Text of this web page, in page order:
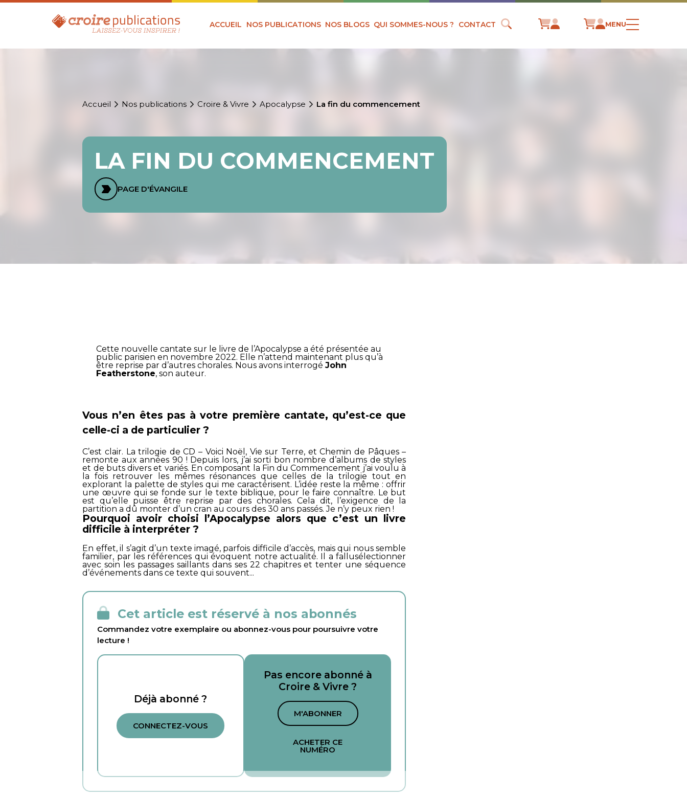
ACCUEIL NOS PUBLICATIONS NOS BLOGS QUI SOMMES-NOUS ? CONTACT MENU
Accueil Nos publications Croire & Vivre Apocalypse La fin du commencement
LA FIN DU COMMENCEMENT
PAGE D'ÉVANGILE
Cette nouvelle cantate sur le livre de l’Apocalypse a été présentée au
public parisien en novembre 2022. Elle n’attend maintenant plus qu’à
être reprise par d’autres chorales. Nous avons interrogéJohn
Featherstone, son auteur.
Vous n’en êtes pas à votre première cantate, qu’est-ce que
celle-ci a de particulier ?
C’est clair. La trilogie de CD – Voici Noël, Vie sur Terre, et Chemin de Pâques–
remonte aux années 90 ! Depuis lors, j’ai sorti bon nombre d’albums de styles
et de buts divers et variés. En composant la Fin du Commencement j’ai voulu à
la fois retrouver les mêmes résonances que celles de la trilogie tout en
explorant la palette de styles qui me caractérisent. L’idée reste la même : offrir
une œuvre qui se fonde sur le texte biblique, pour le faire connaître. Le but
est qu’elle puisse être reprise par des chorales. Cela dit, l’exigence de la
partition a dû monter d’un cran au cours des 30 ans passés. Je n’y peux rien !
Pourquoi avoir choisi l’Apocalypse alors que c’est un livre
difficile à interpréter ?
En effet, il s’agit d’un texte imagé, parfois difficile d’accès, mais qui nous semble
familier, par les références qui évoquent notre actualité. Il a fallusélectionner
avec soin les passages saillants dans ses 22 chapitres et tenter une séquence
d’événements dans ce texte qui souvent...
Cet article est réservé à nos abonnés
Commandez votre exemplaire ou abonnez-vous pour poursuivre votre
lecture !
Déjà abonné ?
CONNECTEZ-VOUS
Pas encore abonné à
Croire & Vivre ?
M'ABONNER
ACHETER CE
NUMÉRO